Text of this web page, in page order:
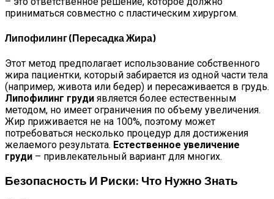
приниматься совместно с пластическим хирургом.
Липофилинг (пересадка Жира)
Этот метод предполагает использование собственного
жира пациентки, который забирается из одной части тела
(например, живота или бедер) и пересаживается в грудь.
Липофилинг груди является более естественным
методом, но имеет ограничения по объему увеличения.
Жир приживается не на 100%, поэтому может
потребоваться несколько процедур для достижения
желаемого результата. Естественное увеличение
груди – привлекательный вариант для многих.
Безопасность И Риски: Что Нужно Знать